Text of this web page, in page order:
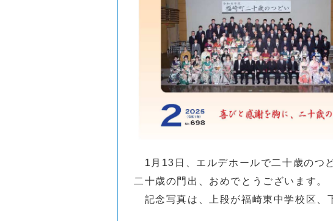
1月13日、エルデホールで二十歳のつ
二十歳の門出、おめでとうございます。
記念写真は、上段が福崎東中学校区、